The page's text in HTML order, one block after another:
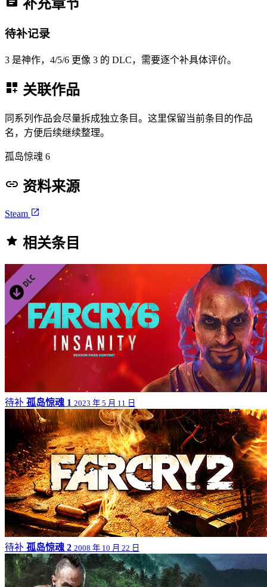
补充章节
待补记录
3 是神作，4/5/6 更像 3 的 DLC，需要逐个补具体评价。
关联作品
同系列作品会尽量拆成独立条目。这里保留当前条目的作品
名，方便后续继续整理。
孤岛惊魂 6
资料来源
Steam
相关条目
待补 孤岛惊魂 1 2023 年 5 月 11 日
待补 孤岛惊魂 2 2008 年 10 月 22 日